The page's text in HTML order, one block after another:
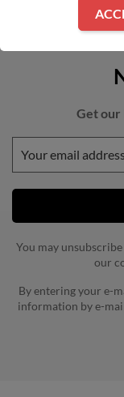
Get our
You may
our
By entering your e-
information by e-